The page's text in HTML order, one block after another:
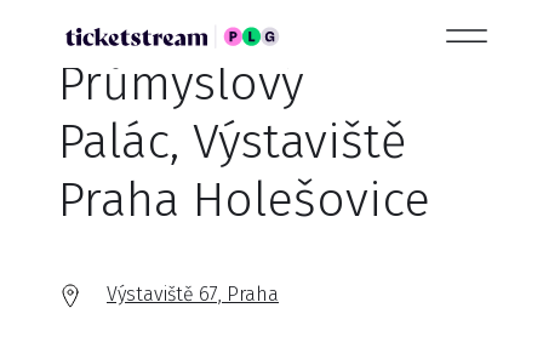
Průmyslový
Palác, Výstaviště
Praha Holešovice
Výstaviště 67, Praha